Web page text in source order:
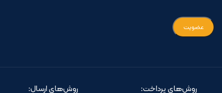
روش‌های پرداخت: روش‌های ارسال: